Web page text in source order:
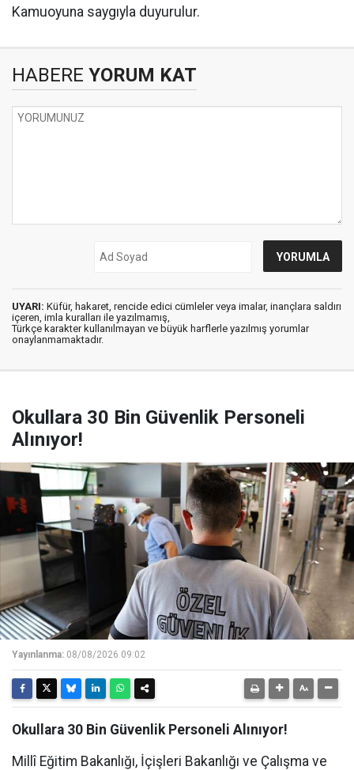
Kamuoyuna saygıyla duyurulur.
HABERE YORUM KAT
UYARI: Küfür, hakaret, rencide edici cümleler veya imalar, inançlara saldırı
içeren, imla kuralları ile yazılmamış,
Türkçe karakter kullanılmayan ve büyük harflerle yazılmış yorumlar
onaylanmamaktadır.
Okullara 30 Bin Güvenlik Personeli
Alınıyor!
Yayınlanma: 08/08/2026 09:02
Okullara 30 Bin Güvenlik Personeli Alınıyor!
Millî Eğitim Bakanlığı, İçişleri Bakanlığı ve Çalışma ve